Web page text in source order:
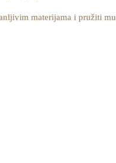
materijama i pružiti mu